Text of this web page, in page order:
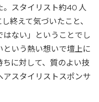
。スタイリスト約40 人
終えて気づいたこと、
ない」ということでし
いう熱い想いで壇上に
に対して、質のよい技
スタイリストスポンサ